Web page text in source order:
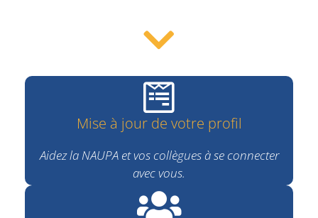
Mise à jour de votre profil
Aidez la NAUPA et vos collègues à se connecter
avec vous.